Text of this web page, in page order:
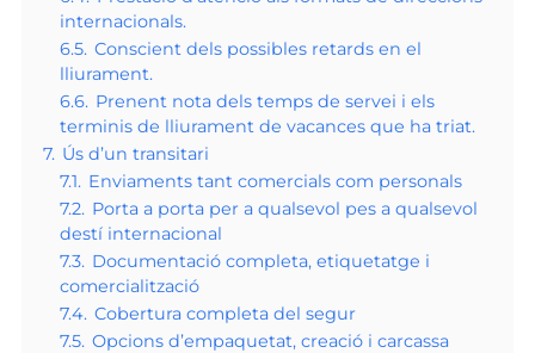
internacionals.
6.5. Conscient dels possibles retards en el
lliurament.
6.6. Prenent nota dels temps de servei i els
terminis de lliurament de vacances que ha triat.
7. Ús d’un transitari
7.1. Enviaments tant comercials com personals
7.2. Porta a porta per a qualsevol pes a qualsevol
destí internacional
7.3. Documentació completa, etiquetatge i
comercialització
7.4. Cobertura completa del segur
7.5. Opcions d’empaquetat, creació i carcassa